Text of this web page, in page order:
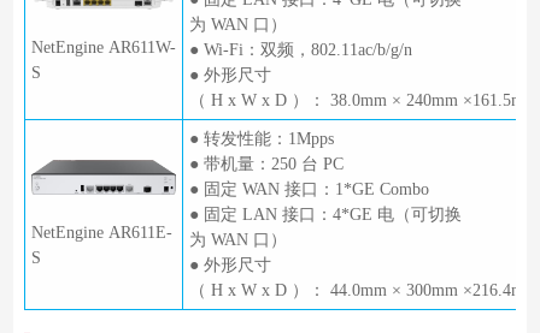
NetEngine AR611W-
S
为 WAN 口）
● Wi-Fi：双频，802.11ac/b/g/n
● 外形尺寸
（ H x W x D ）： 38.0mm × 240mm ×161.5mm
NetEngine AR611E-
S
● 转发性能：1Mpps
● 带机量：250 台 PC
● 固定 WAN 接口：1*GE Combo
● 固定 LAN 接口：4*GE 电（可切换
为 WAN 口）
● 外形尺寸
（ H x W x D ）： 44.0mm × 300mm ×216.4mm